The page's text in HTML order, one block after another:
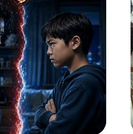
自我情緒與記憶者
活中，有一段屬於自己的感官
備音樂背景，歡迎帶著開放
同走進聲音的內在風景，期
、共鳴
中簡易無音階型輕型樂器參與
鼓、手搖鈴、自製沙鈴、波
「煩死了」變「我試試」
，最令家長崩潰的往往不是
的「煩死了」、「隨便」或
變動的數位時代，SEL（社
是優雅的術語，而是孩子在
和青春期風暴中，最需要的
們不走教條路線，而是以
角，帶領家長解碼孩子冷酷
透過實戰技巧，把親子對立